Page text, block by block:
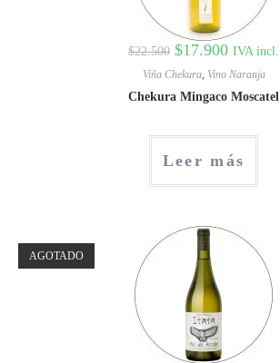
$22.500 $17.900 IVA incl.
Viña Chekura, Vino Naranja
Chekura Mingaco Moscatel
Leer más
AGOTADO